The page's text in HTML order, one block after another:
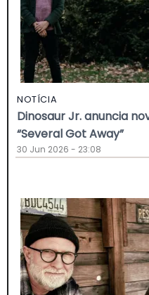
NOTÍCIA
Dinosaur Jr. anuncia
“Several Got Away”
30 Jun 2026 - 23:08